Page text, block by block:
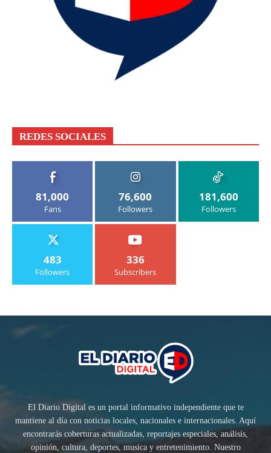
REDES SOCIALES
81,000
Fans
76,600
Followers
181,600
Followers
483
Followers
336
Subscribers
El Diario Digital es un portal informativo independiente que te
mantiene al día con noticias locales, nacionales e internacionales. Aquí
encontrarás coberturas actualizadas, reportajes especiales, análisis,
opinión, cultura, deportes, musica y entretenimiento. Nuestro